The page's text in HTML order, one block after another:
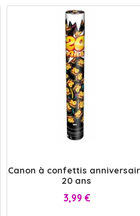
Canon à confettis
20 ans
Prix
3,99 €